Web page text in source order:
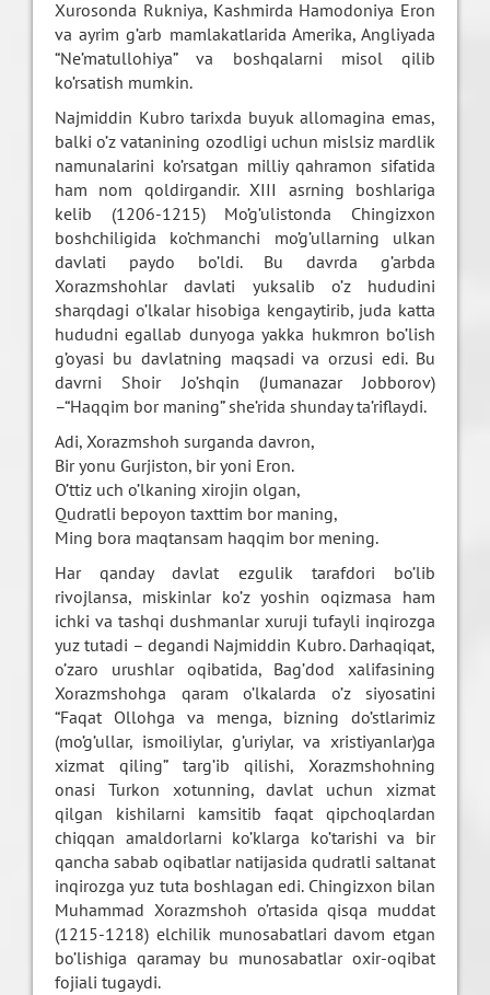
Xurosonda Rukniya, Kashmirda Hamodoniya Eron
va ayrim g’arb mamlakatlarida Amerika, Angliyada
“Ne’matullohiya” va boshqalarni misol qilib
ko’rsatish mumkin.
Najmiddin Kubro tarixda buyuk allomagina emas,
balki o’z vatanining ozodligi uchun mislsiz mardlik
namunalarini ko’rsatgan milliy qahramon sifatida
ham nom qoldirgandir. XIII asrning boshlariga
kelib (1206-1215) Mo’g’ulistonda Chingizxon
boshchiligida ko’chmanchi mo’g’ullarning ulkan
davlati paydo bo’ldi. Bu davrda g’arbda
Xorazmshohlar davlati yuksalib o’z hududini
sharqdagi o’lkalar hisobiga kengaytirib, juda katta
hududni egallab dunyoga yakka hukmron bo’lish
g’oyasi bu davlatning maqsadi va orzusi edi. Bu
davrni Shoir Jo’shqin (Jumanazar Jobborov)
–“Haqqim bor maning” she’rida shunday ta’riflaydi.
Adi, Xorazmshoh surganda davron,
Bir yonu Gurjiston, bir yoni Eron.
O’ttiz uch o’lkaning xirojin olgan,
Qudratli bepoyon taxttim bor maning,
Ming bora maqtansam haqqim bor mening.
Har qanday davlat ezgulik tarafdori bo’lib
rivojlansa, miskinlar ko’z yoshin oqizmasa ham
ichki va tashqi dushmanlar xuruji tufayli inqirozga
yuz tutadi – degandi Najmiddin Kubro. Darhaqiqat,
o’zaro urushlar oqibatida, Bag’dod xalifasining
Xorazmshohga qaram o’lkalarda o’z siyosatini
“Faqat Ollohga va menga, bizning do’stlarimiz
(mo’g’ullar, ismoiliylar, g’uriylar, va xristiyanlar)ga
xizmat qiling” targ’ib qilishi, Xorazmshohning
onasi Turkon xotunning, davlat uchun xizmat
qilgan kishilarni kamsitib faqat qipchoqlardan
chiqqan amaldorlarni ko’klarga ko’tarishi va bir
qancha sabab oqibatlar natijasida qudratli saltanat
inqirozga yuz tuta boshlagan edi. Chingizxon bilan
Muhammad Xorazmshoh o’rtasida qisqa muddat
(1215-1218) elchilik munosabatlari davom etgan
bo’lishiga qaramay bu munosabatlar oxir-oqibat
fojiali tugaydi.